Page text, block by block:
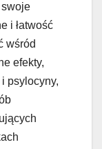
i łatwość
wśród
efekty,
psylocyny,